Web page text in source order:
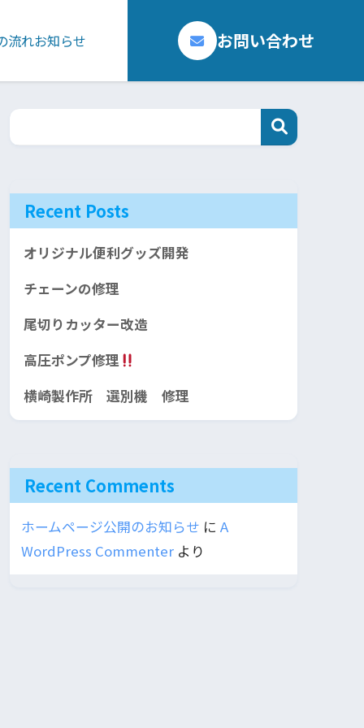
流れお知らせ お問い合わせ
Recent Posts
オリジナル便利グッズ開発
チェーンの修理
尾切りカッター改造
高圧ポンプ修理
横崎製作所 選別機 修理
Recent Comments
ホームページ公開のお知らせ に A
WordPress Commenter より